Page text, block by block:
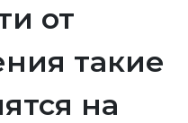
от
такие
на